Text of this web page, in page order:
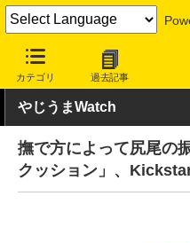
カテゴリ 過去記事
INTERNET Watch トピック
やじうまWatch
撫で方によって尻尾の
クッション」、